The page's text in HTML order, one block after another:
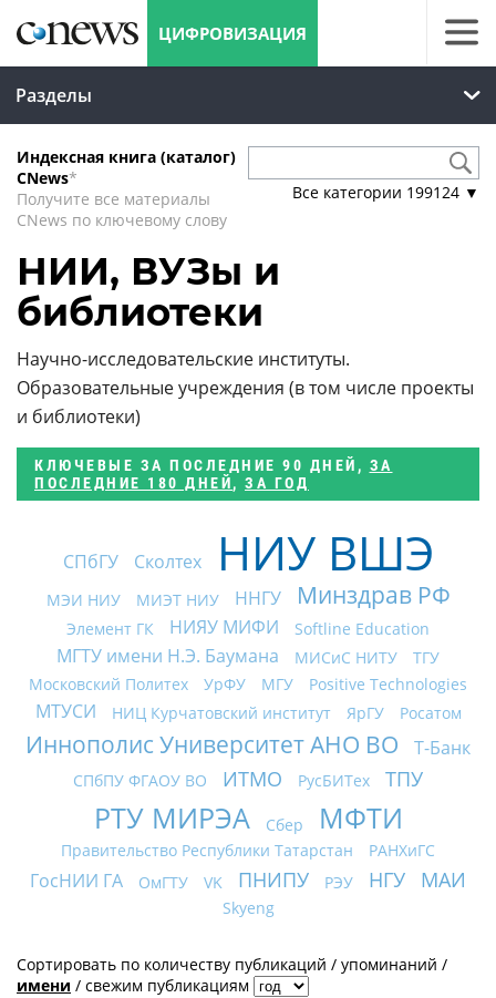
ЦИФРОВИЗАЦИЯ
Разделы
Индексная книга (каталог)
CNews*
Получите все материалы
CNews по ключевому слову
Все категории 199124 ▼
НИИ, ВУЗы и
библиотеки
Научно-исследовательские институты.
Образовательные учреждения (в том числе проекты
и библиотеки)
КЛЮЧЕВЫЕ ЗА ПОСЛЕДНИЕ 90 ДНЕЙ , ЗА
ПОСЛЕДНИЕ 180 ДНЕЙ, ЗА ГОД
СПбГУ Сколтех НИУ ВШЭ
МЭИ НИУ МИЭТ НИУ ННГУ Минздрав РФ
Элемент ГК НИЯУ МИФИ Softline Education
МГТУ имени Н.Э. Баумана МИСиС НИТУ
ТГУ
Московский Политех
УрФУ МГУ Positive Technologies
МТУСИ НИЦ Курчатовский институт ЯрГУ Росатом
Иннополис Университет АНО ВО Т-Банк
СПбПУ ФГАОУ ВО ИТМО РусБИТех ТПУ
РТУ МИРЭА Сбер МФТИ
Правительство Республики Татарстан РАНХиГС
ГосНИИ ГА ОмГТУ VK ПНИПУ РЭУ НГУ МАИ
Skyeng
Сортировать по количеству публикаций / упоминаний /
имени / свежим публикациям